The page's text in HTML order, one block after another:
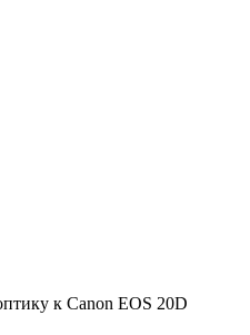
к Canon EOS 20D